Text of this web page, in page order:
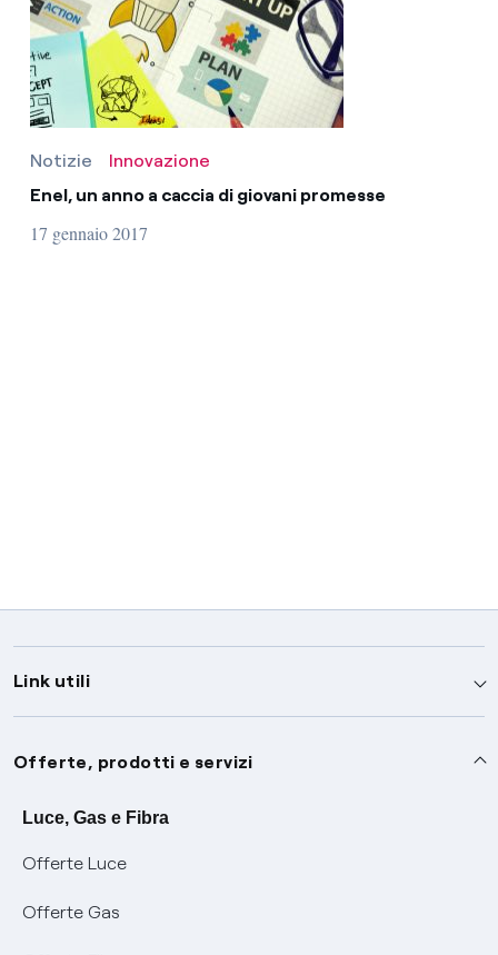
Notizie
Innovazione
Enel, un anno a caccia di giovani promesse
17 gennaio 2017
Link utili
Assistenza
Avvisi
SOS luce e gas
Conciliazioni e risoluzione delle controversie
Servizi
Offerte, prodotti e servizi
Luce, Gas e Fibra
Offerte Luce
Offerte Gas